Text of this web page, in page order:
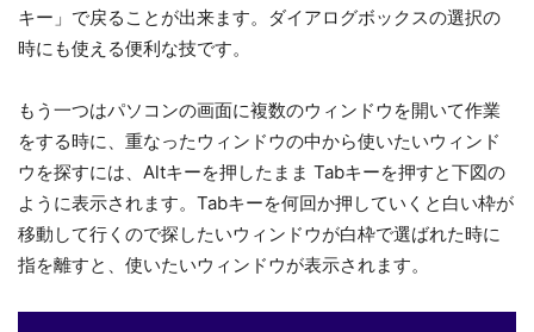
キー」で戻ることが出来ます。ダイアログボックスの選択の
時にも使える便利な技です。
もう一つはパソコンの画面に複数のウィンドウを開いて作業
をする時に、重なったウィンドウの中から使いたいウィンド
ウを探すには、Altキーを押したまま Tabキーを押すと下図の
ように表示されます。Tabキーを何回か押していくと白い枠が
移動して行くので探したいウィンドウが白枠で選ばれた時に
指を離すと、使いたいウィンドウが表示されます。